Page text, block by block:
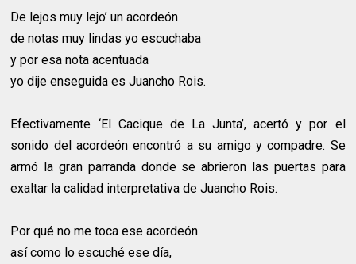
De lejos muy lejo’ un acordeón
de notas muy lindas yo escuchaba
y por esa nota acentuada
yo dije enseguida es Juancho Rois.
Efectivamente ‘El Cacique de La Junta’, acertó y por el
sonido del acordeón encontró a su amigo y compadre. Se
armó la gran parranda donde se abrieron las puertas para
exaltar la calidad interpretativa de Juancho Rois.
Por qué no me toca ese acordeón
así como lo escuché ese día,